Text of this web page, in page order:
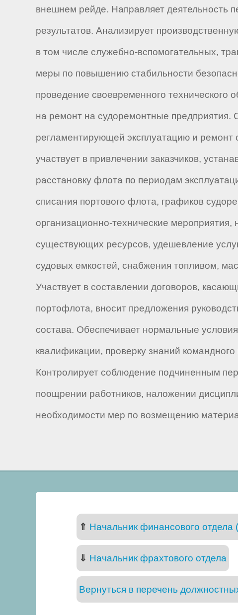
внешнем рейде. Направляет деятельность
результатов. Анализирует
в том числе служебно-вспомогательных,
меры по повышению стабильности
проведение своевременного технического
на ремонт на судоремонтные предприятия.
регламентирующей эксплуатацию и ремонт
участвует в привлечении заказчиков,
расстановку флота по периодам
списания портового флота, графиков
организационно-технические
существующих ресурсов, удешевление
судовых емкостей, снабжения топливом,
Участвует в составлении договоров,
портофлота, вносит предложения
состава. Обеспечивает нормальные
квалификации, проверку знаний
Контролирует соблюдение подчиненным
поощрении работников, наложении
необходимости мер по возмещению
⇑ Начальник финансового отдела
⇓ Начальник фрахтового отдела
Вернуться в перечень